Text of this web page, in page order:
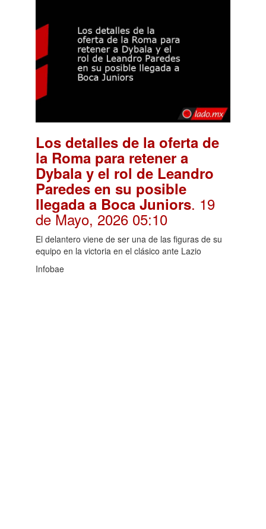
Los detalles de la oferta de
la Roma para retener a
Dybala y el rol de Leandro
Paredes en su posible
llegada a Boca Juniors. 19
de Mayo, 2026 05:10
El delantero viene de ser una de las figuras de su
equipo en la victoria en el clásico ante Lazio
Infobae